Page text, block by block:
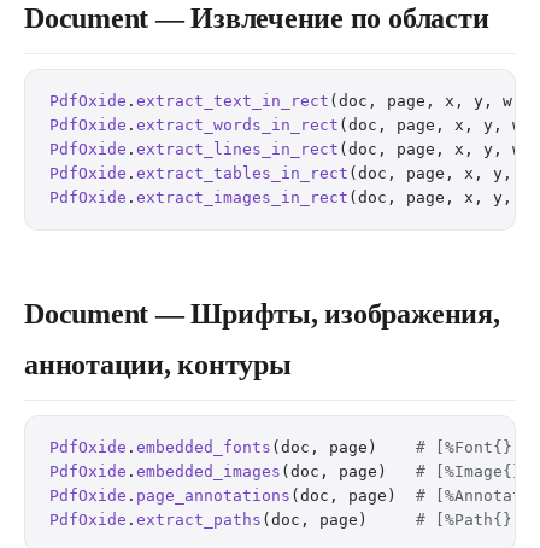
Document — Извлечение по области
PdfOxide . extract_text_in_rect (doc, page, x, y,
PdfOxide . extract_words_in_rect (doc, page, x, y,
PdfOxide . extract_lines_in_rect (doc, page, x, y,
PdfOxide . extract_tables_in_rect (doc, page, x, y,
PdfOxide . extract_images_in_rect (doc, page, x, y,
Document — Шрифты, изображения,
аннотации, контуры
PdfOxide . embedded_fonts (doc, page) # [%Font{}]
PdfOxide . embedded_images (doc, page) #
PdfOxide . page_annotations (doc, page) #
PdfOxide . extract_paths (doc, page) # [%Path{}]